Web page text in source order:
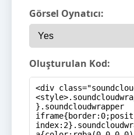
Görsel Oynatıcı:
Oluşturulan Kod: